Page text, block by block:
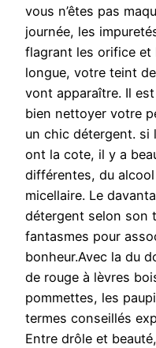
vous n’êtes pas
journée, les
flagrant les orifice et
longue, votre teint
vont apparaître. Il
bien nettoyer votre
un chic détergent. si
ont la cote, il y a
différentes, du
micellaire. Le
détergent selon son
fantasmes pour
bonheur.Avec la du
de rouge à lèvres
pommettes, les
termes conseillés
Entre drôle et